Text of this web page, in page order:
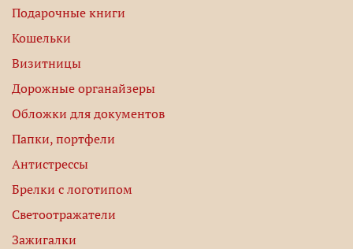
Подарочные книги
Кошельки
Визитницы
Дорожные органайзеры
Обложки для документов
Папки, портфели
Антистрессы
Брелки с логотипом
Светоотражатели
Зажигалки